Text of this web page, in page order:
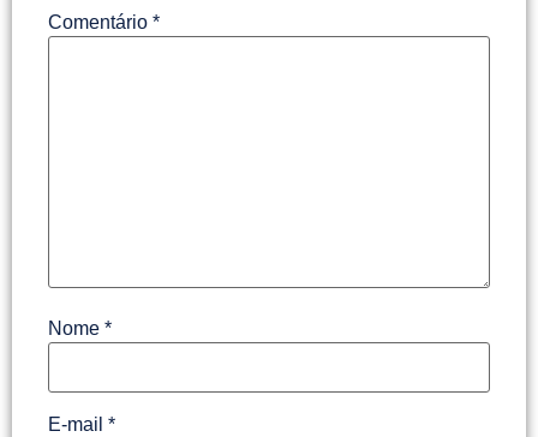
Comentário *
Nome *
E-mail *